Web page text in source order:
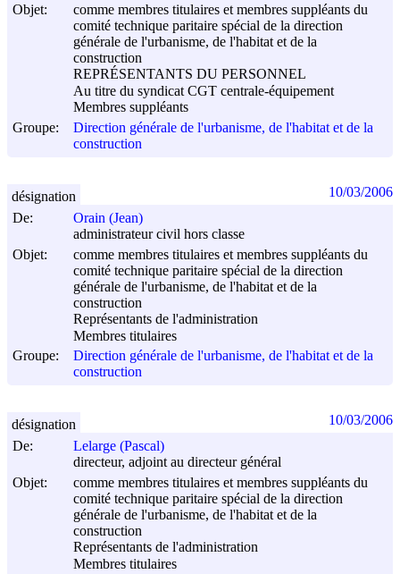
Objet:
comme membres titulaires et membres suppléants du
comité technique paritaire spécial de la direction
générale de l'urbanisme, de l'habitat et de la
construction
REPRÉSENTANTS DU PERSONNEL
Au titre du syndicat CGT centrale-équipement
Membres suppléants
Groupe:
Direction générale de l'urbanisme, de l'habitat et de la
construction
De:
Orain (Jean)
administrateur civil hors classe
Objet:
comme membres titulaires et membres suppléants du
comité technique paritaire spécial de la direction
générale de l'urbanisme, de l'habitat et de la
construction
Représentants de l'administration
Membres titulaires
Groupe:
Direction générale de l'urbanisme, de l'habitat et de la
construction
désignation 10/03/2006
De:
Lelarge (Pascal)
directeur, adjoint au directeur général
Objet:
comme membres titulaires et membres suppléants du
comité technique paritaire spécial de la direction
générale de l'urbanisme, de l'habitat et de la
construction
Représentants de l'administration
Membres titulaires
désignation 10/03/2006